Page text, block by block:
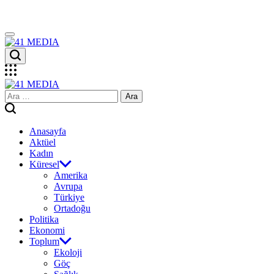
Skip
to
content
41
MEDIA
41
MEDIA
Arama:
Anasayfa
Aktüel
Kadın
Küresel
Amerika
Avrupa
Türkiye
Ortadoğu
Politika
Ekonomi
Toplum
Ekoloji
Göç